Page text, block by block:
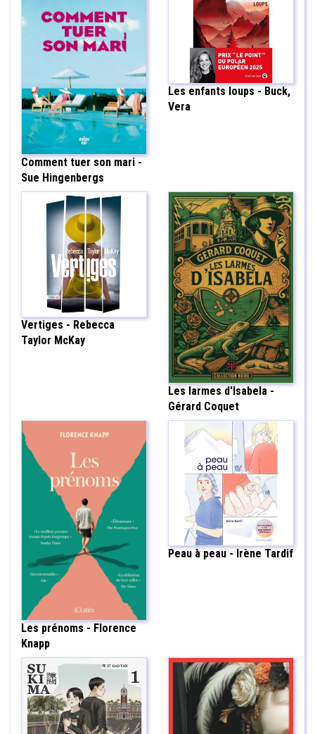
Comment tuer son mari -
Sue Hingenbergs
Les enfants loups - Buck,
Vera
Vertiges - Rebecca
Taylor McKay
Les larmes d'Isabela -
Gérard Coquet
Les prénoms - Florence
Knapp
Peau à peau - Irène Tardif